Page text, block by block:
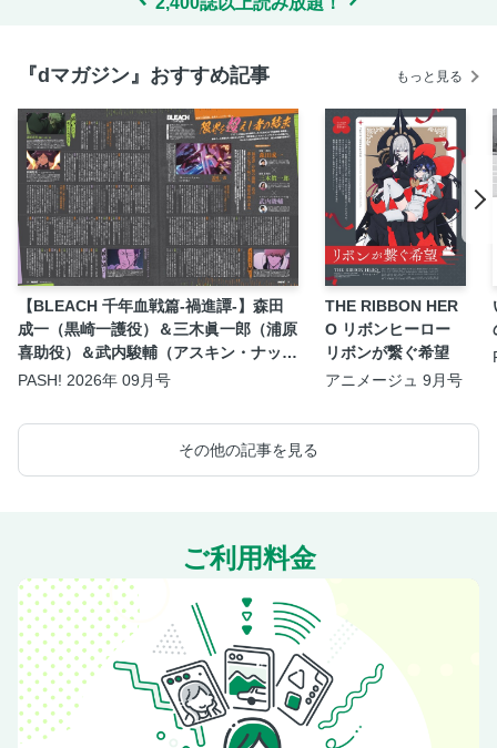
『dマガジン』おすすめ記事 もっと見る
【BLEACH 千年血戦篇-禍進譚-】森田
成一（黒崎一護役）＆三木眞一郎（浦原
喜助役）＆武内駿輔（アスキン・ナック
ルヴァール役）座談会
PASH! 2026年 09月号
THE RIBBON HER
O リボンヒーロー
リボンが繋ぐ希望
アニメージュ 9月号
その他の記事を見る
ご利用料金